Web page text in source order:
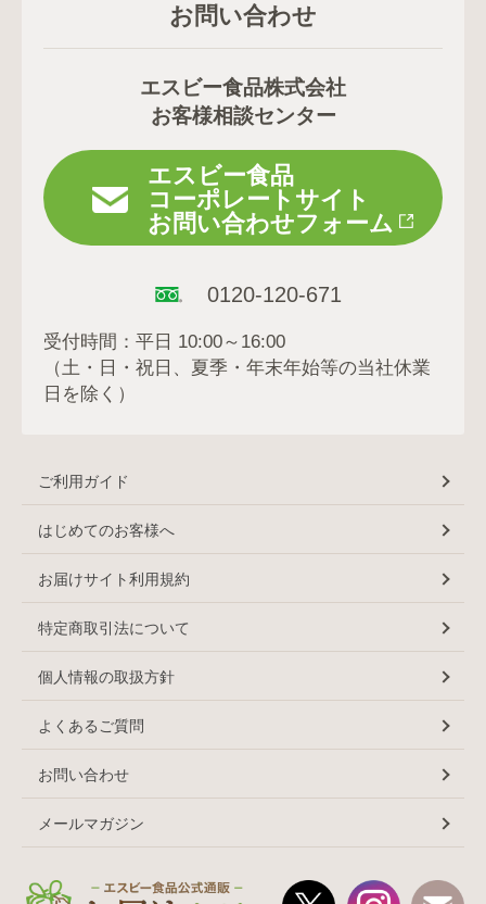
お問い合わせ
エスビー食品株式会社
お客様相談センター
エスビー食品
コーポレートサイト
お問い合わせフォーム
0120-120-671
受付時間：平日 10:00～16:00
（土・日・祝日、夏季・年末年始等の当社休業
日を除く）
ご利用ガイド
はじめてのお客様へ
お届けサイト利用規約
特定商取引法について
個人情報の取扱方針
よくあるご質問
お問い合わせ
メールマガジン